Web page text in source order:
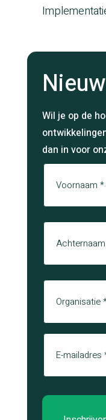
Wil je op de
dan in voor
Naam
Voornaam
Achternaam
Organisatie
E-mail